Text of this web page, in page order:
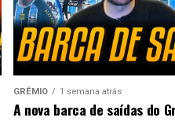
GRÊMIO 1 semana atrás
A nova barca de saídas do